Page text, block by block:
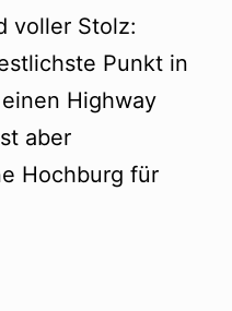
voller Stolz:
Punkt in
Highway
aber
Hochburg für